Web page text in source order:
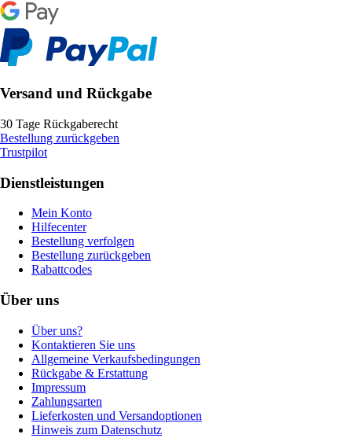
Versand und Rückgabe
30 Tage Rückgaberecht
Bestellung zurückgeben
Trustpilot
Dienstleistungen
Mein Konto
Hilfecenter
Bestellung verfolgen
Bestellung zurückgeben
Rabattcodes
Über uns
Über uns?
Kontaktieren Sie uns
Allgemeine Verkaufsbedingungen
Rückgabe & Erstattung
Impressum
Zahlungsarten
Lieferkosten und Versandoptionen
Hinweis zum Datenschutz